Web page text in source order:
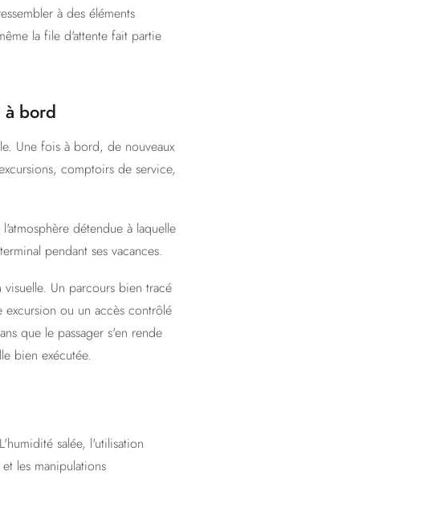
à des éléments
la file d'attente fait partie
bord
Une fois à bord, de nouveaux
comptoirs de service,
détendue à laquelle
pendant ses vacances.
Un parcours bien tracé
ou un accès contrôlé
que le passager s'en rende
bien exécutée.
salée, l'utilisation
les manipulations